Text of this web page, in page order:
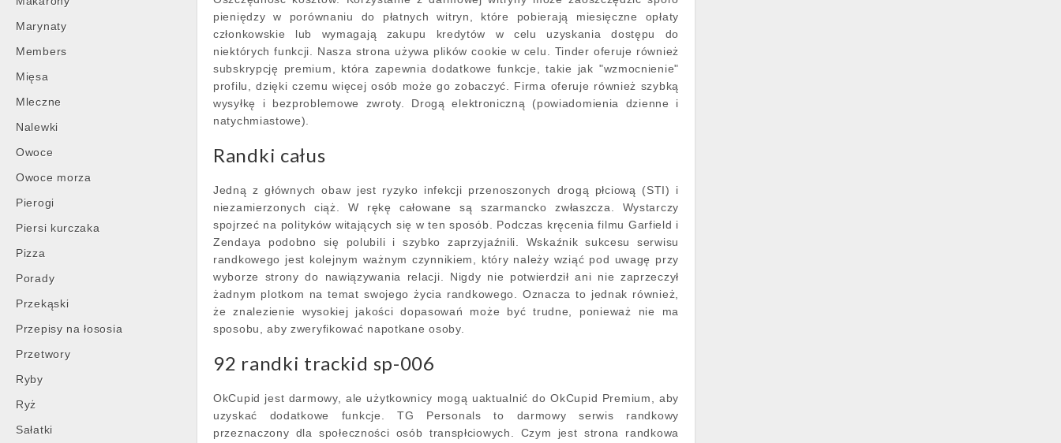
Marynaty
Members
Mięsa
Mleczne
Nalewki
Owoce
Owoce morza
Pierogi
Piersi kurczaka
Pizza
Porady
Przekąski
Przepisy na łososia
Przetwory
Ryby
Ryż
Sałatki
pieniędzy w porównaniu do płatnych witryn, które pobierają miesięczne opłaty
członkowskie lub wymagają zakupu kredytów w celu uzyskania dostępu do
niektórych funkcji. Nasza strona używa plików cookie w celu. Tinder oferuje również
subskrypcję premium, która zapewnia dodatkowe funkcje, takie jak "wzmocnienie"
profilu, dzięki czemu więcej osób może go zobaczyć. Firma oferuje również szybką
wysyłkę i bezproblemowe zwroty. Drogą elektroniczną (powiadomienia dzienne i
natychmiastowe).
Randki całus
Jedną z głównych obaw jest ryzyko infekcji przenoszonych drogą płciową (STI) i
niezamierzonych ciąż. W rękę całowane są szarmancko zwłaszcza. Wystarczy
spojrzeć na polityków witających się w ten sposób. Podczas kręcenia filmu Garfield i
Zendaya podobno się polubili i szybko zaprzyjaźnili. Wskaźnik sukcesu serwisu
randkowego jest kolejnym ważnym czynnikiem, który należy wziąć pod uwagę przy
wyborze strony do nawiązywania relacji. Nigdy nie potwierdził ani nie zaprzeczył
żadnym plotkom na temat swojego życia randkowego. Oznacza to jednak również,
że znalezienie wysokiej jakości dopasowań może być trudne, ponieważ nie ma
sposobu, aby zweryfikować napotkane osoby.
92 randki trackid sp-006
OkCupid jest darmowy, ale użytkownicy mogą uaktualnić do OkCupid Premium, aby
uzyskać dodatkowe funkcje. TG Personals to darmowy serwis randkowy
przeznaczony dla społeczności osób transpłciowych. Czym jest strona randkowa